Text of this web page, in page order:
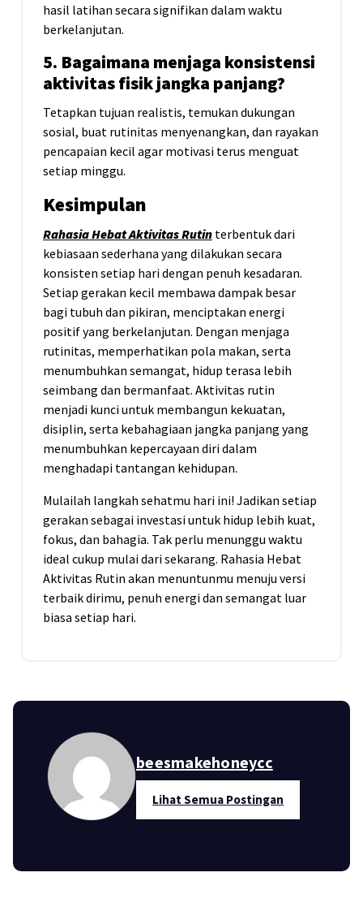
hasil latihan secara signifikan dalam waktu
berkelanjutan.
5. Bagaimana menjaga konsistensi
aktivitas fisik jangka panjang?
Tetapkan tujuan realistis, temukan dukungan
sosial, buat rutinitas menyenangkan, dan rayakan
pencapaian kecil agar motivasi terus menguat
setiap minggu.
Kesimpulan
Rahasia Hebat Aktivitas Rutin terbentuk dari
kebiasaan sederhana yang dilakukan secara
konsisten setiap hari dengan penuh kesadaran.
Setiap gerakan kecil membawa dampak besar
bagi tubuh dan pikiran, menciptakan energi
positif yang berkelanjutan. Dengan menjaga
rutinitas, memperhatikan pola makan, serta
menumbuhkan semangat, hidup terasa lebih
seimbang dan bermanfaat. Aktivitas rutin
menjadi kunci untuk membangun kekuatan,
disiplin, serta kebahagiaan jangka panjang yang
menumbuhkan kepercayaan diri dalam
menghadapi tantangan kehidupan.
Mulailah langkah sehatmu hari ini! Jadikan setiap
gerakan sebagai investasi untuk hidup lebih kuat,
fokus, dan bahagia. Tak perlu menunggu waktu
ideal cukup mulai dari sekarang. Rahasia Hebat
Aktivitas Rutin akan menuntunmu menuju versi
terbaik dirimu, penuh energi dan semangat luar
biasa setiap hari.
beesmakehoneycc
Lihat Semua Postingan